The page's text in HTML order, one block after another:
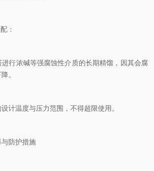
：
浓碱等强腐蚀性介质的长期精馏，因其会腐
。
温度与压力范围，不得超限使用。
防护措施